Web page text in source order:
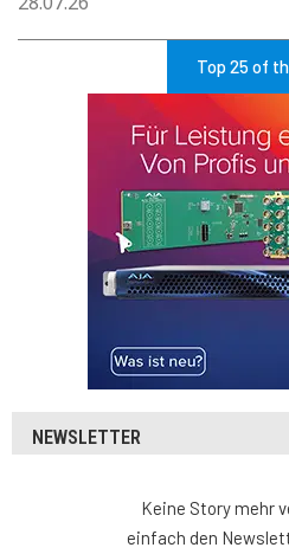
Top 25 of
NEWSLETTER
Keine Story mehr
einfach den